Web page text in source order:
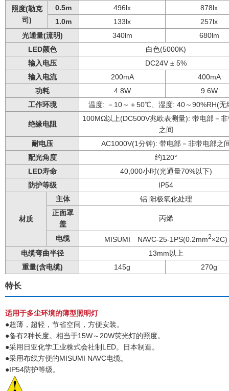
照度(勒克
司)
0.5m 496lx
878lx
1.0m
133lx
257lx
光通量(流明)
340lm
680lm
LED颜色
白色(5000K)
输入电压
DC24V ± 5%
输入电流
200mA
400mA
功耗
4.8W
9.6W
工作环境
温度: －10～＋50℃、湿度: 40～90%RH(无
绝缘电阻
100MΩ以上(DC500V兆欧表测量): 带电部－
之间
耐电压
AC1000V(1分钟): 带电部－非带电部之
配光角度
约120°
LED寿命
40,000小时(光通量70%以下)
防护等级
IP54
材质
主体
铝 阳极氧化处理
正面罩
盖
丙烯
电缆 MISUMI NAVC-25-1PS(0.2mm2×2C)
电缆弯曲半径
13mm以上
重量(含电缆)
145g 270g
特长
适用于多尘环境的薄型照明灯
●超薄，超轻，节省空间，方便安装。
●备有2种长度。相当于15W～20W荧光灯的照度。
●采用日亚化学工业株式会社制LED。日本制造。
●采用布线方便的MISUMI NAVC电缆。
●IP54防护等级。